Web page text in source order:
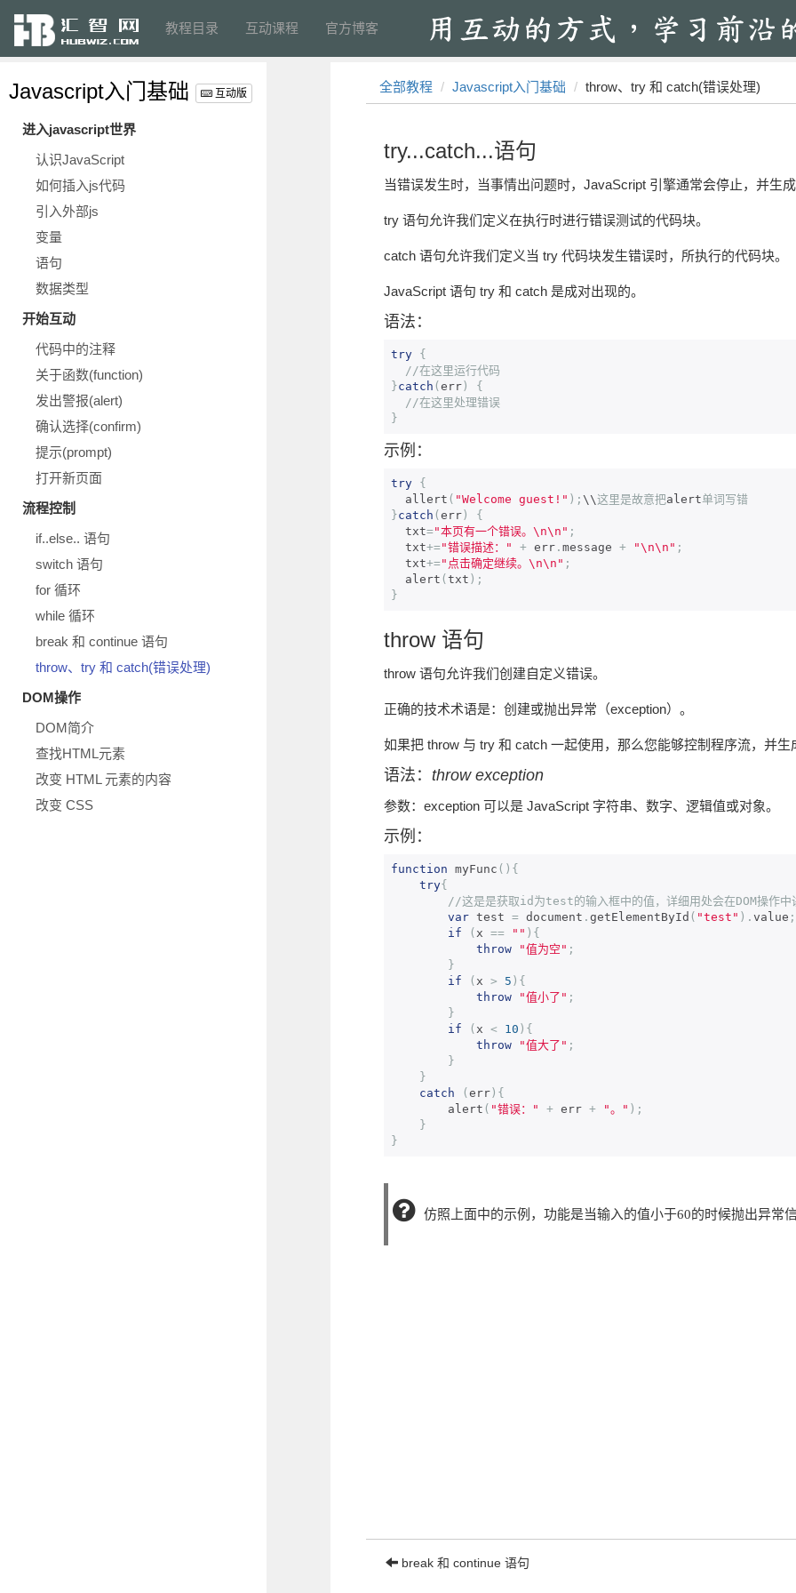
教程目录 互动课程 官方博客
Javascript入门基础 互动版
进入javascript世界
认识JavaScript
如何插入js代码
引入外部js
变量
语句
数据类型
开始互动
代码中的注释
关于函数(function)
发出警报(alert)
确认选择(confirm)
提示(prompt)
打开新页面
流程控制
if..else.. 语句
switch 语句
for 循环
while 循环
break 和 continue 语句
throw、try 和 catch(错误处理)
DOM操作
DOM简介
查找HTML元素
改变 HTML 元素的内容
改变 CSS
全部教程 Javascript入门基础 throw、try 和 catch(错误处理)
try...catch...语句
当错误发生时，当事情出问题时，JavaScript 引擎通常会停止，并生
try 语句允许我们定义在执行时进行错误测试的代码块。
catch 语句允许我们定义当 try 代码块发生错误时，所执行的代码块。
JavaScript 语句 try 和 catch 是成对出现的。
语法：
try {
//在这里运行代码
}catch ( err )
{
//在这里处理错误
}
示例：
try {
  allert
( "Welcome guest!" ); \\这里是故意把alert单词写错
}catch ( err )
{
  txt
="本页有一个错误。\n\n" ;
  txt
+="错误描述：" + err . message + "\n\n" ;
  txt
+="点击确定继续。\n\n" ;
  alert
( txt );
}
throw 语句
throw 语句允许我们创建自定义错误。
正确的技术术语是：创建或抛出异常（exception）。
如果把 throw 与 try 和 catch 一起使用，那么您能够控制程序流，并
语法： throw exception
参数：exception 可以是 JavaScript 字符串、数字、逻辑值或对象。
示例：
function myFunc (){
try{
//这是是获取id为test的输入框中的值，详细用处会在DOM操作中
var test = document . getElementById ( "test" ). value ;
if
( x == "" ){
throw
"值为空" ;
}
if
( x > 5 ){
throw
"值小了" ;
}
if
( x < 10 ){
throw
"值大了" ;
}
}
catch
( err ){
        alert
( "错误：" + err + "。" );
}
}
仿照上面中的示例，功能是当输入的值小于60的时候抛出异常
break 和 continue 语句